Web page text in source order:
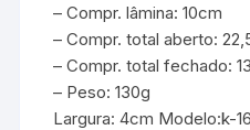
– Compr. lâmina: 10cm
– Compr. total aberto:
– Compr. total fechado:
– Peso: 130g
Largura: 4cm Modelo:k-